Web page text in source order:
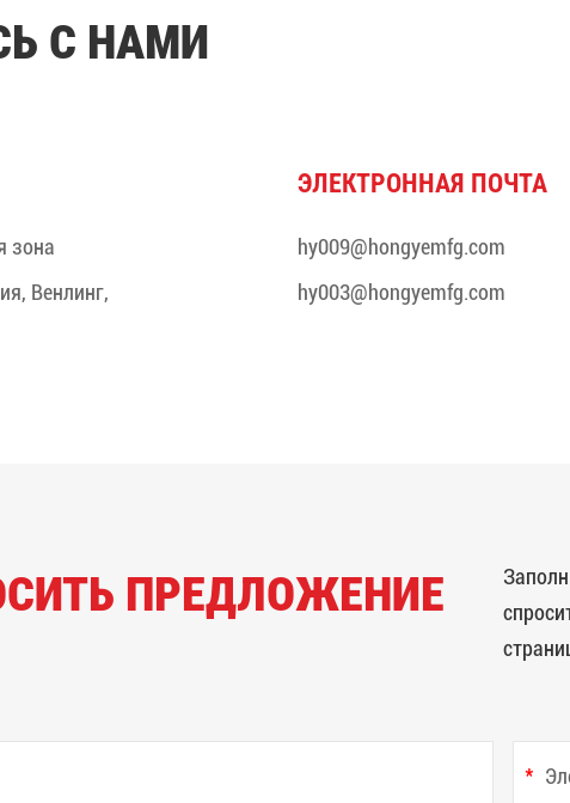
С НАМИ
зона
Венлинг,
ЭЛЕКТРОННАЯ ПОЧТА
hy009@hongyemfg.com
hy003@hongyemfg.com
ПРЕДЛОЖЕНИЕ